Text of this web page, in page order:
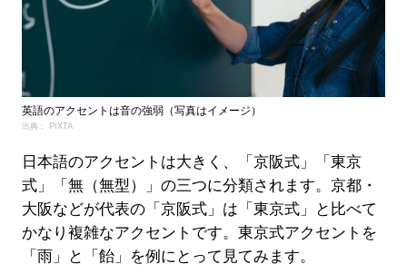
英語のアクセントは音の強弱（写真はイメージ）
出典： PIXTA
日本語のアクセントは大きく、「京阪式」「東京
式」「無（無型）」の三つに分類されます。京都・
大阪などが代表の「京阪式」は「東京式」と比べて
かなり複雑なアクセントです。東京式アクセントを
「雨」と「飴」を例にとって見てみます。